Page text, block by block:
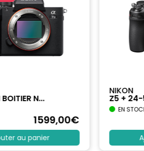
N...
1599,00€
au panier
NIKON
Z5 +
EN